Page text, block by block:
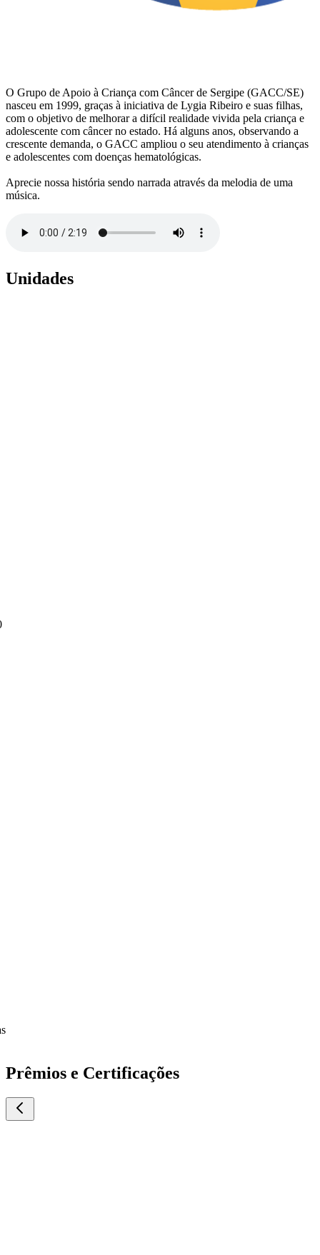
O Grupo de Apoio à Criança com Câncer de Sergipe (GACC/SE)
nasceu em 1999, graças à iniciativa de Lygia Ribeiro e suas filhas,
com o objetivo de melhorar a difícil realidade vivida pela criança e
adolescente com câncer no estado. Há alguns anos, observando a
crescente demanda, o GACC ampliou o seu atendimento à crianças
e adolescentes com doenças hematológicas.
Aprecie nossa história sendo narrada através da melodia de uma
música.
Unidades
Prêmios e Certificações